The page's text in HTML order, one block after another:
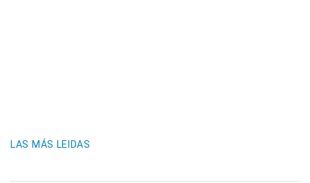
LAS MÁS LEIDAS